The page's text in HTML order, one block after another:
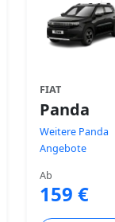
FIAT
Panda
Weitere Panda
Angebote
Ab
159 €